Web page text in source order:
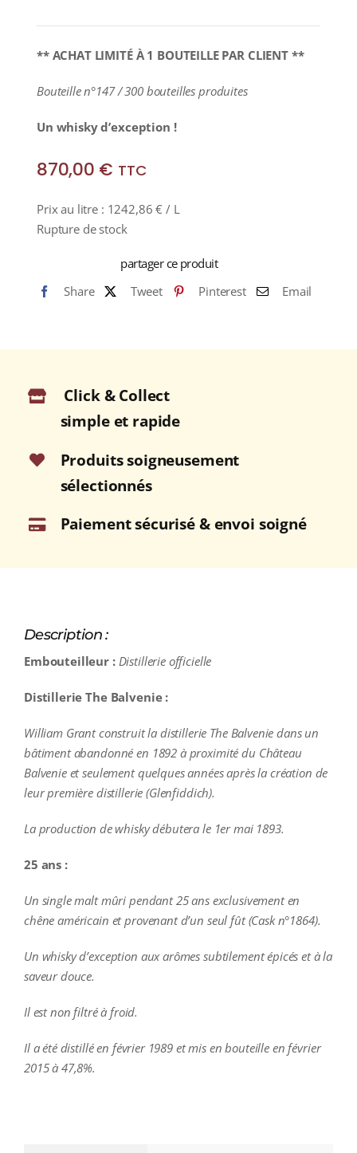
** ACHAT LIMITÉ À 1 BOUTEILLE PAR CLIENT **
Bouteille n°147 / 300 bouteilles produites
Un whisky d’exception !
870,00 € TTC
Prix au litre : 1242,86€ / L
Rupture de stock
partager ce produit
Share
Tweet Pinterest Email
Click & Collect
simple et rapide
Produits soigneusement
sélectionnés
Paiement sécurisé & envoi soigné
Description :
Embouteilleur : Distillerie officielle
Distillerie The Balvenie :
William Grant construit la distillerie The Balvenie dans un
bâtiment abandonné en 1892 à proximité du Château
Balvenie et seulement quelques années après la création de
leur première distillerie (Glenfiddich).
La production de whisky débutera le 1er mai 1893.
25 ans :
Un single malt mûri pendant 25 ans exclusivement en
chêne américain et provenant d’un seul fût (Cask n°1864).
Un whisky d’exception aux arômes subtilement épicés et à la
saveur douce.
Il est non filtré à froid.
Il a été distillé en février 1989 et mis en bouteille en février
2015 à 47,8%.